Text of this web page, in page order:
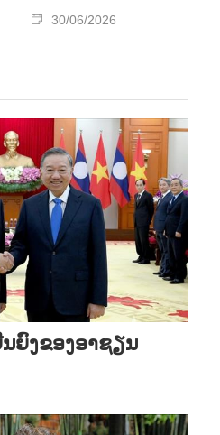
30/06/2026
ຍົງຂອງອາຊຽນ